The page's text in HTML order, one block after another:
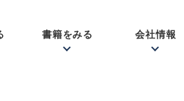
書籍をみる 会社情報